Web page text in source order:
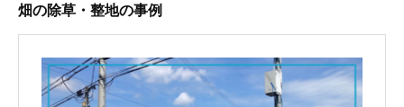
畑の除草・整地の事例